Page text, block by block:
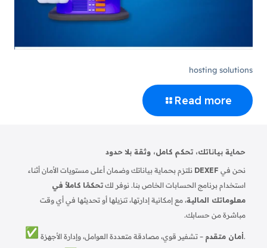
hosting solutions
Read more
حماية بياناتك، تحكم كامل، وثقة بلا حدود
نحن في DEXEF نلتزم بحماية بياناتك وضمان أعلى مستويات الأمان أثناء
استخدام برنامج الحسابات الخاص بنا. نوفر لك تحكمًا كاملاً في
معلوماتك المالية، مع إمكانية إدارتها، تنزيلها أو تحديثها في أي وقت
مباشرة من حسابك.
أمان متقدم– تشفير قوي، مصادقة متعددة العوامل، وإدارة الأجهزة.